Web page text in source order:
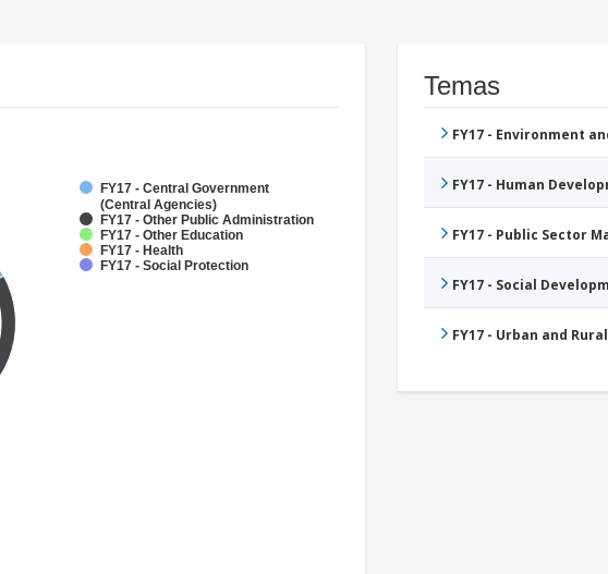
FY17 - Central Government
(Central Agencies)
FY17 - Other Public Administration
FY17 - Other Education
FY17 - Health
FY17 - Social Protection
Temas
FY17 - Environment
FY17 - Human
FY17 - Public Sector
FY17 - Social
FY17 - Urban and